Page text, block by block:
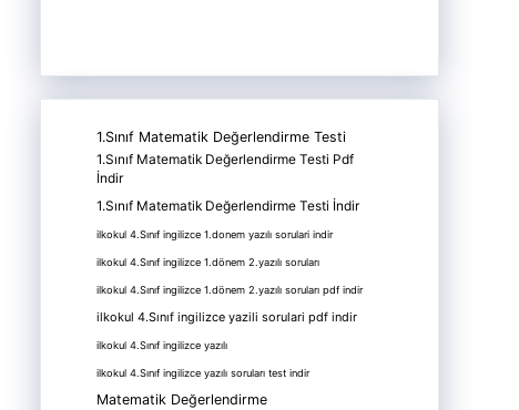
1.Sınıf Matematik Değerlendirme Testi
1.Sınıf Matematik Değerlendirme Testi Pdf
İndir
1.Sınıf Matematik Değerlendirme Testi İndir
ilkokul 4.Sınıf ingilizce 1.donem yazılı sorulari indir
ilkokul 4.Sınıf ingilizce 1.dönem 2.yazılı soruları
ilkokul 4.Sınıf ingilizce 1.dönem 2.yazılı soruları pdf indir
ilkokul 4.Sınıf ingilizce yazili sorulari pdf indir
ilkokul 4.Sınıf ingilizce yazılı
ilkokul 4.Sınıf ingilizce yazılı soruları test indir
Matematik Değerlendirme